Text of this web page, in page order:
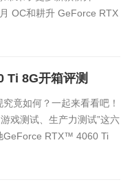
OC和耕升 GeForce RTX
玩家们在观望下文的详细
Ti 8G开箱评测
竟如何？一起来看看吧！
戏测试、生产力测试”这六
GeForce RTX™ 4060 Ti
。1、包装展示影驰